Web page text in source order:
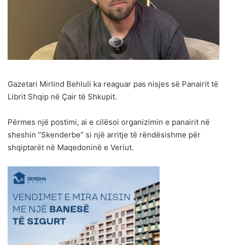
Gazetari Mirlind Behluli ka reaguar pas nisjes së Panairit të
Librit Shqip në Çair të Shkupit.
Përmes një postimi, ai e cilësoi organizimin e panairit në
sheshin “Skenderbe” si një arritje të rëndësishme për
shqiptarët në Maqedoninë e Veriut.